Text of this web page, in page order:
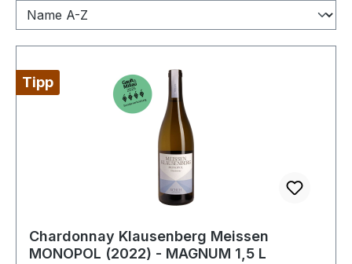
Tipp
Chardonnay Klausenberg Meissen
MONOPOL (2022) - MAGNUM 1,5 L